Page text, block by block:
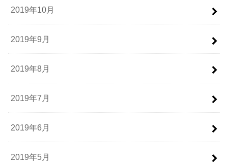
2019年10月
2019年9月
2019年8月
2019年7月
2019年6月
2019年5月